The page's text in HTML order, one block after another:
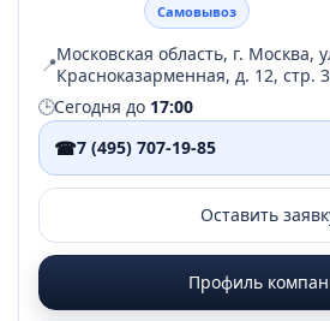
Самовывоз
📍Московская область, г. Москва,
Красноказарменная, д. 12, стр.
🕒Сегодня до 17:00
☎7 (495) 707-19-85
Оставить
Профиль